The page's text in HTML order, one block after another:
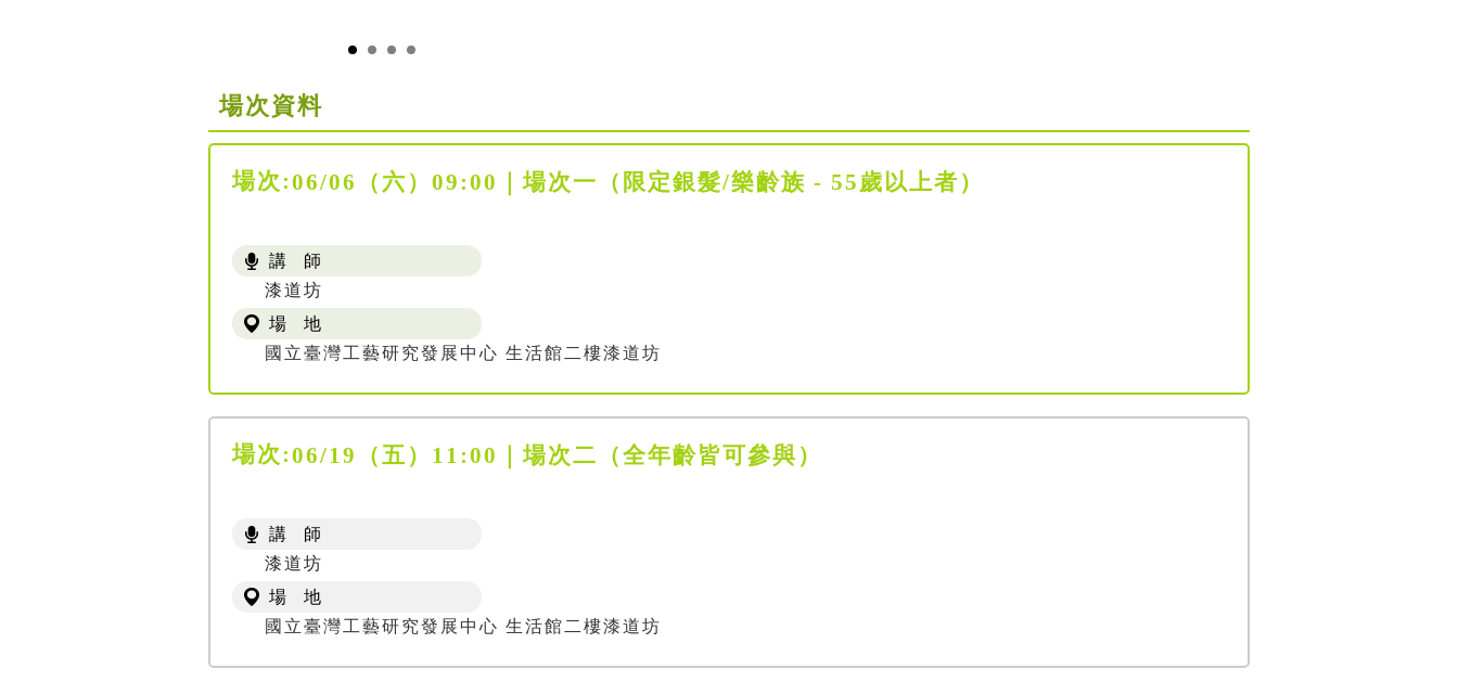
場次資料
場次:06/06（六）09:00｜場次一（限定銀髮/樂齡族 - 55歲以上者）
講 師
漆道坊
場 地
國立臺灣工藝研究發展中心 生活館二樓漆道坊
場次:06/19（五）11:00｜場次二（全年齡皆可參與）
講 師
漆道坊
場 地
國立臺灣工藝研究發展中心 生活館二樓漆道坊